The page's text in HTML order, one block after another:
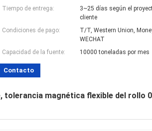
Tiempo de entrega:
3~25 días según el
cliente
Condiciones de pago:
T/T, Western Union,
WECHAT
Capacidad de la fuente:
10000 toneladas por mes
Contacto
magnética flexible del rollo